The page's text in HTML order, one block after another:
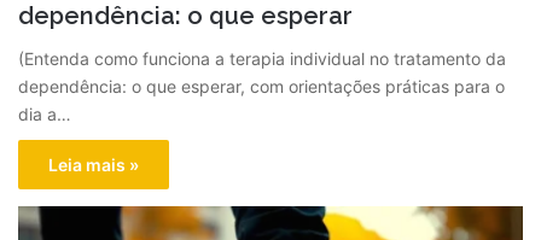
dependência: o que esperar
(Entenda como funciona a terapia individual no tratamento da
dependência: o que esperar, com orientações práticas para o
dia a…
Leia mais »